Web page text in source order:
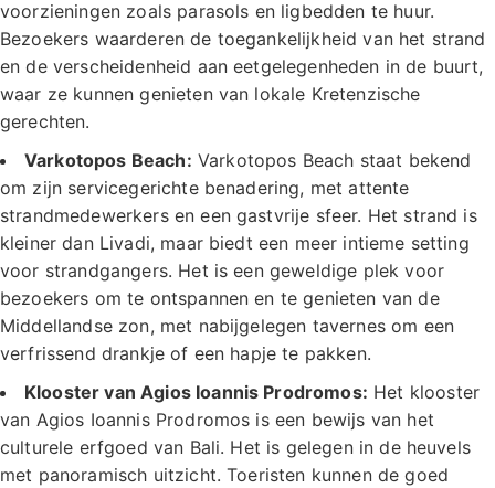
voorzieningen zoals parasols en ligbedden te huur.
Bezoekers waarderen de toegankelijkheid van het strand
en de verscheidenheid aan eetgelegenheden in de buurt,
waar ze kunnen genieten van lokale Kretenzische
gerechten.
Varkotopos Beach: Varkotopos Beach staat bekend
om zijn servicegerichte benadering, met attente
strandmedewerkers en een gastvrije sfeer. Het strand is
kleiner dan Livadi, maar biedt een meer intieme setting
voor strandgangers. Het is een geweldige plek voor
bezoekers om te ontspannen en te genieten van de
Middellandse zon, met nabijgelegen tavernes om een
verfrissend drankje of een hapje te pakken.
Klooster van Agios Ioannis Prodromos: Het klooster
van Agios Ioannis Prodromos is een bewijs van het
culturele erfgoed van Bali. Het is gelegen in de heuvels
met panoramisch uitzicht. Toeristen kunnen de goed